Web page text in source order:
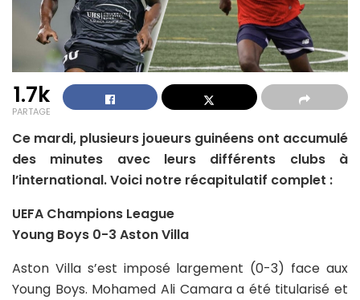
1.7k
PARTAGE
Ce mardi, plusieurs joueurs guinéens ont accumulé
des minutes avec leurs différents clubs à
l’international. Voici notre récapitulatif complet :
UEFA Champions League
Young Boys 0-3 Aston Villa
Aston Villa s’est imposé largement (0-3) face aux
Young Boys. Mohamed Ali Camara a été titularisé et